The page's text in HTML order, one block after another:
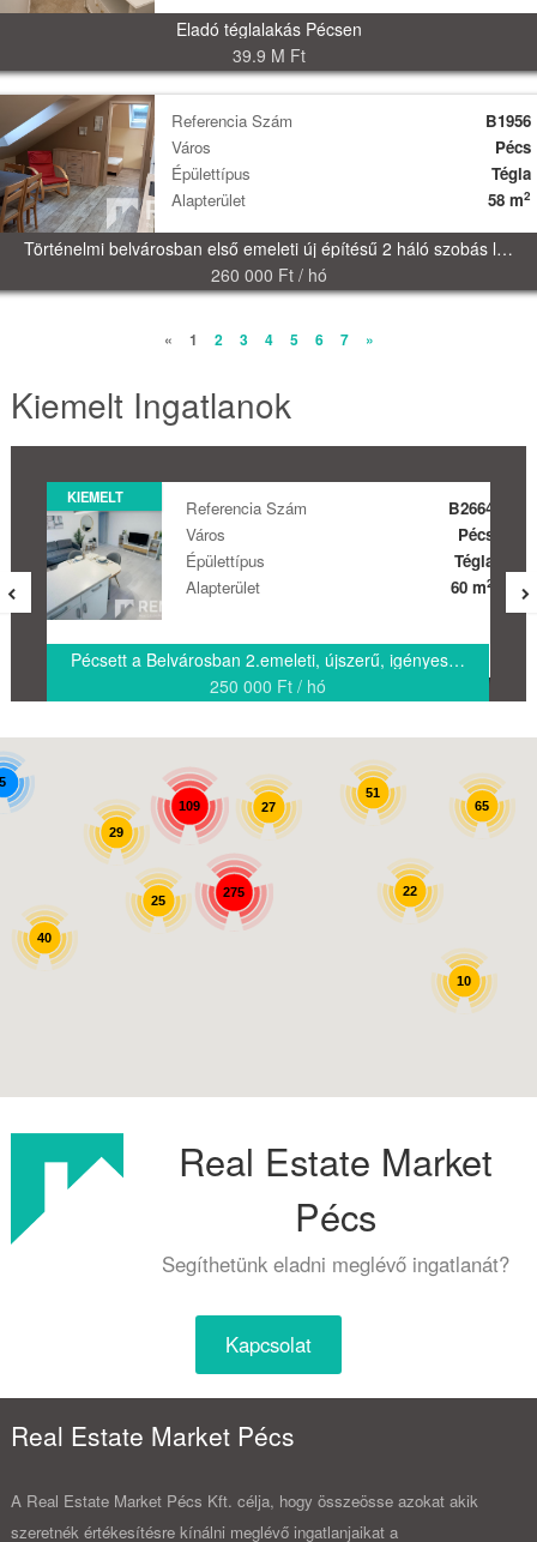
Eladó téglalakás Pécsen
39.9 M Ft
Történelmi belvárosban első emeleti új építésű 2 háló szobás lakás kiadó!
260 000 Ft / hó
Referencia Szám
B1956
Város
Pécs
Épülettípus
Tégla
Alapterület
58 m2
« 1 2 3 4 5 6 7 »
Kiemelt Ingatlanok
KIEMELT
Pécsett a Belvárosban 2.emeleti, újszerű, igényes lakás kiadó!
250 000 Ft / hó
Referencia Szám
B2664
Város
Pécs
Épülettípus
Tégla
Alapterület
60 m2
275
40
5
25
27
109
29
10
22
51
65
Real Estate Market
Pécs
Segíthetünk eladni meglévő ingatlanát?
Kapcsolat
Real Estate Market Pécs
A Real Estate Market Pécs Kft. célja, hogy összeösse azokat akik
szeretnék értékesítésre kínálni meglévő ingatlanjaikat a